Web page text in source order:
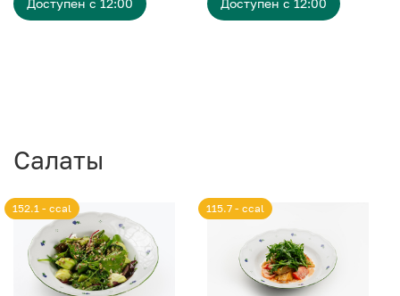
Доступен с 12:00 Доступен с 12:00
Салаты
152.1 - ccal 115.7 - ccal